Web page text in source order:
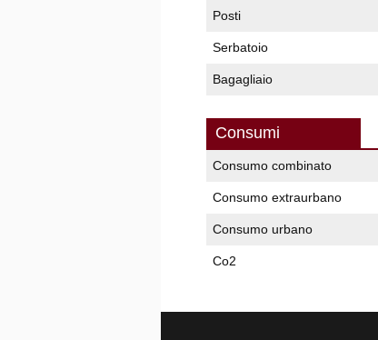
Posti
Serbatoio
Bagagliaio
Consumi
Consumo combinato
Consumo extraurbano
Consumo urbano
Co2